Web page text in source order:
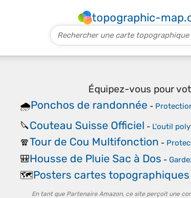
topographic-
Équipez-vous pour
🌧️Ponchos de randonnée -
🔪Couteau Suisse Officiel - L'outil
🧣Tour de Cou Multifonction -
🎒Housse de Pluie Sac à Dos -
🗺️Posters cartes topographiques
En tant que Partenaire Amazon, ce site perçoit une